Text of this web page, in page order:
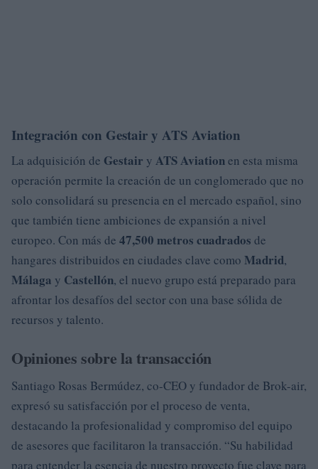
Integración con Gestair y ATS Aviation
La adquisición de Gestair y ATS Aviationen esta misma
operación permite la creación de un conglomerado que no
solo consolidará su presencia en el mercado español, sino
que también tiene ambiciones de expansión a nivel
europeo. Con más de 47,500 metros cuadrados de
hangares distribuidos en ciudades clave como Madrid,
Málaga y Castellón, el nuevo grupo está preparado para
afrontar los desafíos del sector con una base sólida de
recursos y talento.
Opiniones sobre la transacción
Santiago Rosas Bermúdez, co-CEO y fundador de Brok-air,
expresó su satisfacción por el proceso de venta,
destacando la profesionalidad y compromiso del equipo
de asesores que facilitaron la transacción. “Su habilidad
para entender la esencia de nuestro proyecto fue clave para